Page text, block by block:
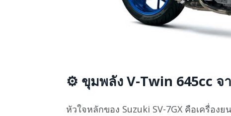
⚙️ ขุมพลัง V-Twin 645cc จ
หัวใจหลักของ Suzuki SV-7GX คือเครื่องย